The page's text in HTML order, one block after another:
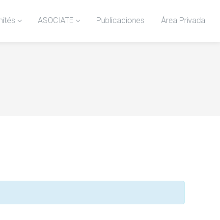
ASOCIATE Publicaciones Área Privada